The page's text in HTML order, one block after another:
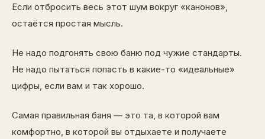
Если отбросить весь этот шум вокруг «канонов»,
остаётся простая мысль.
Не надо подгонять свою баню под чужие стандарты.
Не надо пытаться попасть в какие-то «идеальные»
цифры, если вам и так хорошо.
Самая правильная баня — это та, в которой вам
комфортно, в которой вы отдыхаете и получаете